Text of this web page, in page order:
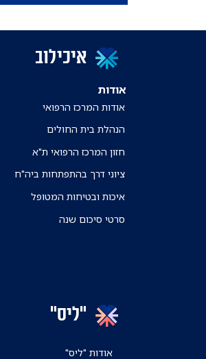
איכילוב
אודות
אודות המרכז הרפואי
הנהלת בית החולים
חזון המרכז הרפואי ת"א
ציוני דרך בהתפתחות ביה"ח
איכות ובטיחות המטופל
סרטי סיכום שנה
"ליס"
אודות "ליס"